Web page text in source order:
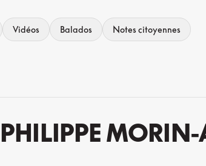
Vidéos Balados Notes citoyennes
PHILIPPE